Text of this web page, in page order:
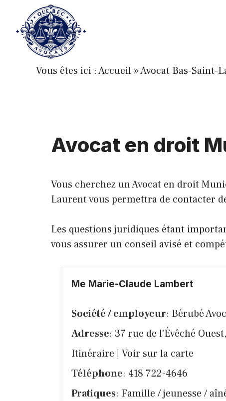
contenu
Vous êtes ici :Accueil »Avocat Bas-Saint-
Avocat en droit
Vous cherchez un Avocat en droit
Laurent vous permettra de contacter
Les questions juridiques étant
vous assurer un conseil avisé et
Me Marie-Claude Lambert
Société / employeur: Bérubé
Adresse: 37 rue de l'Évêché
Itinéraire
Voir sur la carte
Téléphone: 418 722-4646
Pratiques: Famille / jeunesse /